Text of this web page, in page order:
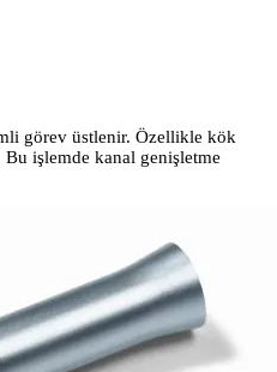
görev üstlenir. Özellikle kök
işlemde kanal genişletme